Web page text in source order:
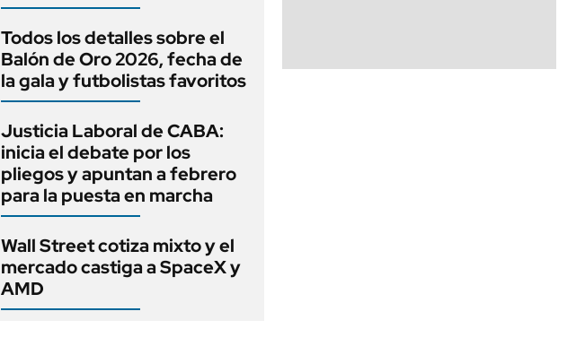
Todos los detalles sobre el
Balón de Oro 2026, fecha de
la gala y futbolistas favoritos
Justicia Laboral de CABA:
inicia el debate por los
pliegos y apuntan a febrero
para la puesta en marcha
Wall Street cotiza mixto y el
mercado castiga a SpaceX y
AMD